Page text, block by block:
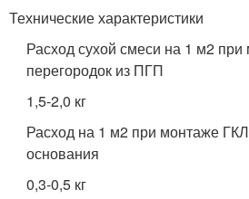
Технические характеристики
Расход сухой смеси на 1 м2
перегородок из ПГП
1,5-2,0 кг
Расход на 1 м2 при монтаже
основания
0,3-0,5 кг